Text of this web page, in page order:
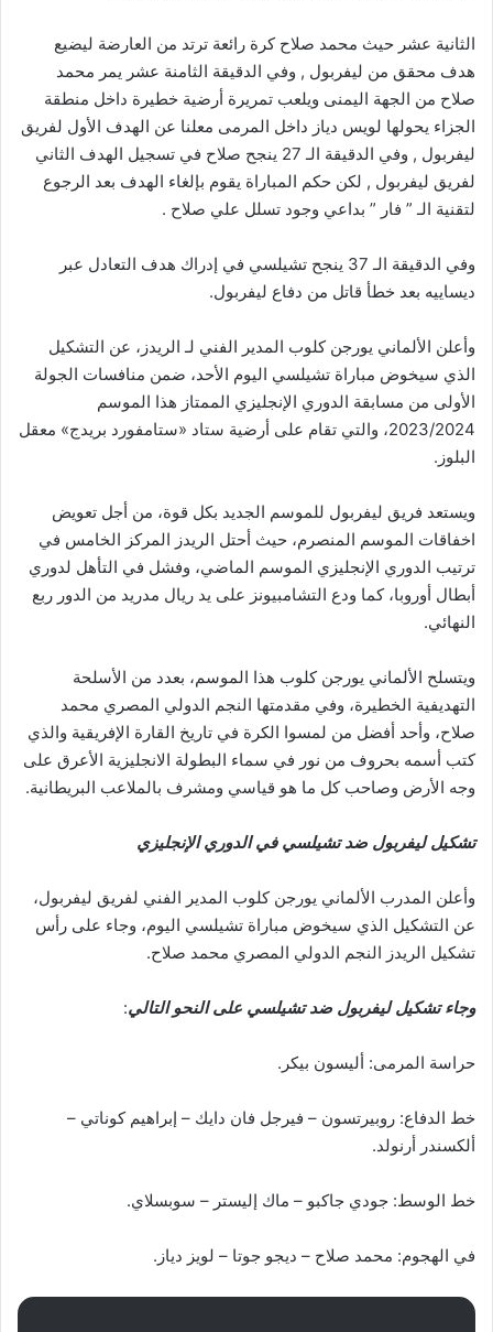
الثانية عشر حيث محمد صلاح كرة رائعة ترتد من العارضة ليضيع
هدف محقق من ليفربول , وفي الدقيقة الثامنة عشر يمر محمد
صلاح من الجهة اليمنى ويلعب تمريرة أرضية خطيرة داخل منطقة
الجزاء يحولها لويس دياز داخل المرمى معلنا عن الهدف الأول لفريق
ليفربول , وفي الدقيقة الـ 27 ينجح صلاح في تسجيل الهدف الثاني
لفريق ليفربول , لكن حكم المباراة يقوم بإلغاء الهدف بعد الرجوع
لتقنية الـ ” فار ” بداعي وجود تسلل علي صلاح .
وفي الدقيقة الـ 37 ينجح تشيلسي في إدراك هدف التعادل عبر
ديساييه بعد خطأ قاتل من دفاع ليفربول.
وأعلن الألماني يورجن كلوب المدير الفني لـ الريدز، عن التشكيل
الذي سيخوض مباراة تشيلسي اليوم الأحد، ضمن منافسات الجولة
الأولى من مسابقة الدوري الإنجليزي الممتاز هذا الموسم
2023/2024، والتي تقام على أرضية ستاد «ستامفورد بريدج» معقل
البلوز.
ويستعد فريق ليفربول للموسم الجديد بكل قوة، من أجل تعويض
اخفاقات الموسم المنصرم، حيث أحتل الريدز المركز الخامس في
ترتيب الدوري الإنجليزي الموسم الماضي، وفشل في التأهل لدوري
أبطال أوروبا، كما ودع التشامبيونز على يد ريال مدريد من الدور ربع
النهائي.
ويتسلح الألماني يورجن كلوب هذا الموسم، بعدد من الأسلحة
التهديفية الخطيرة، وفي مقدمتها النجم الدولي المصري محمد
صلاح، وأحد أفضل من لمسوا الكرة في تاريخ القارة الإفريقية والذي
كتب أسمه بحروف من نور في سماء البطولة الانجليزية الأعرق على
وجه الأرض وصاحب كل ما هو قياسي ومشرف بالملاعب البريطانية.
تشكيل ليفربول ضد تشيلسي في الدوري الإنجليزي
وأعلن المدرب الألماني يورجن كلوب المدير الفني لفريق ليفربول،
عن التشكيل الذي سيخوض مباراة تشيلسي اليوم، وجاء على رأس
تشكيل الريدز النجم الدولي المصري محمد صلاح.
وجاء تشكيل ليفربول ضد تشيلسي على النحو التالي:
حراسة المرمى: أليسون بيكر.
خط الدفاع: روبيرتسون – فيرجل فان دايك – إبراهيم كوناتي –
ألكسندر أرنولد.
خط الوسط: جودي جاكبو – ماك إليستر – سوبسلاي.
في الهجوم: محمد صلاح – ديجو جوتا – لويز دياز.